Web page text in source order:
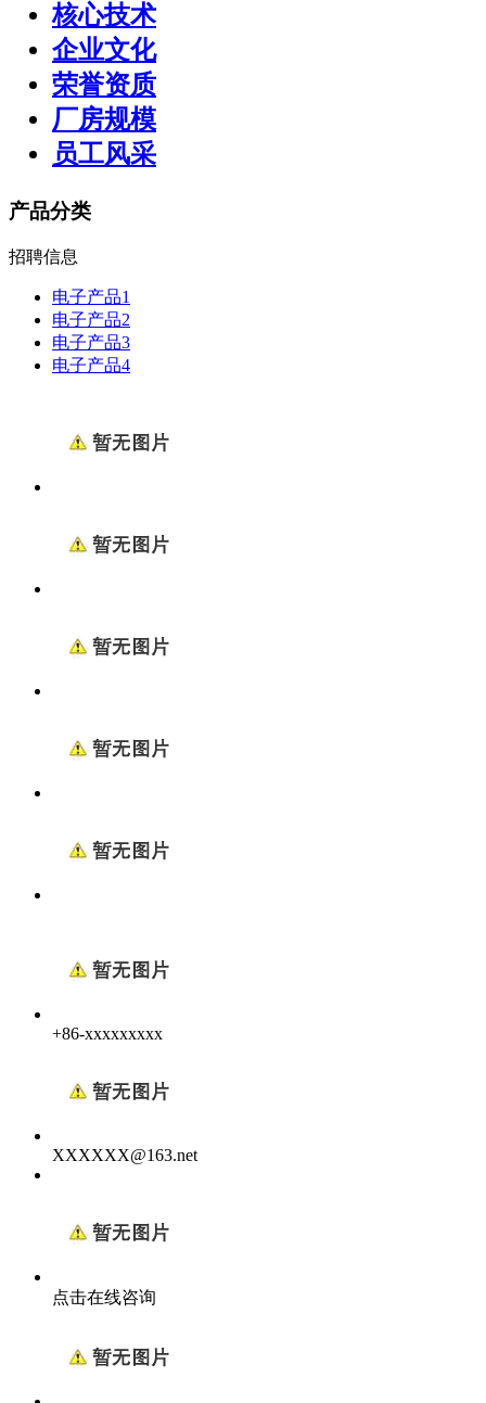
核心技术
企业文化
荣誉资质
厂房规模
员工风采
产品分类
招聘信息
电子产品1
电子产品2
电子产品3
电子产品4
+86-xxxxxxxxx
XXXXXX@163.net
点击在线咨询